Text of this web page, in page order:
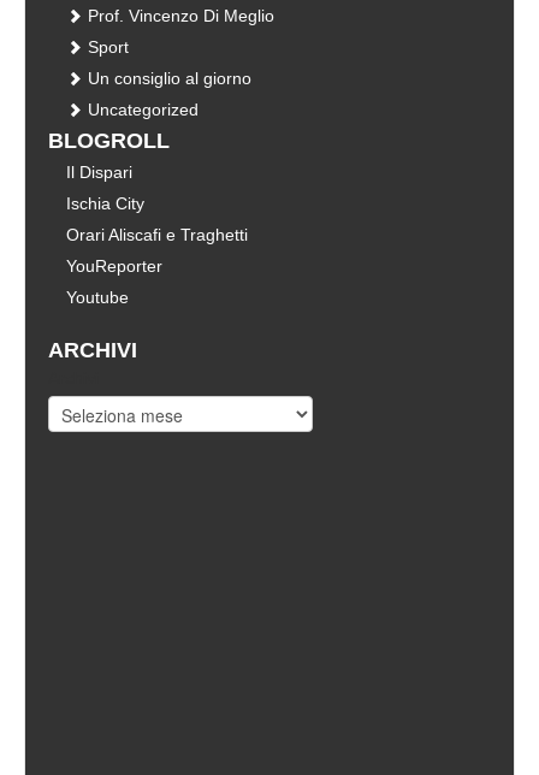
Prof. Vincenzo Di Meglio
Sport
Un consiglio al giorno
Uncategorized
BLOGROLL
Il Dispari
Ischia City
Orari Aliscafi e Traghetti
YouReporter
Youtube
ARCHIVI